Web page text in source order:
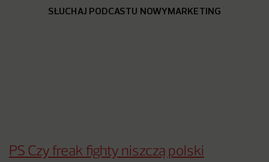
SŁUCHAJ PODCASTU NOWYMARKETING
PS Czy freak fighty niszczą polski